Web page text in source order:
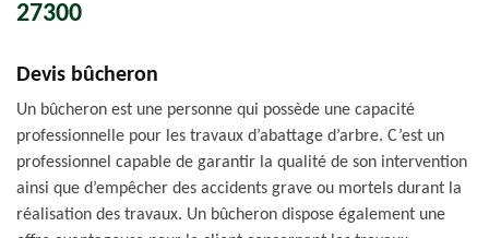
27300
Devis bûcheron
Un bûcheron est une personne qui possède une capacité
professionnelle pour les travaux d’abattage d’arbre. C’est un
professionnel capable de garantir la qualité de son intervention
ainsi que d’empêcher des accidents grave ou mortels durant la
réalisation des travaux. Un bûcheron dispose également une